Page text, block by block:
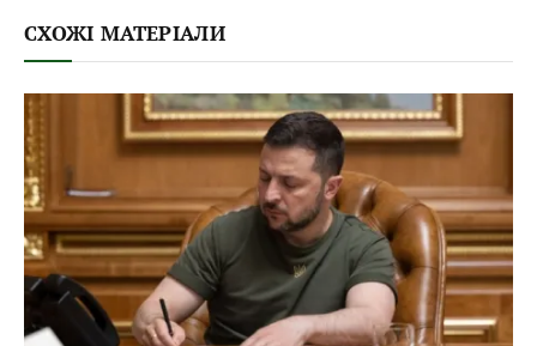
СХОЖІ МАТЕРІАЛИ